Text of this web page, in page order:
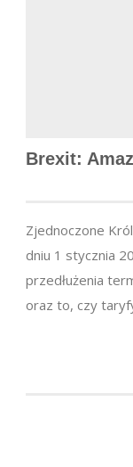
Brexit:
Zjednoczone
dniu 1 stycznia
przedłużenia
oraz to, czy